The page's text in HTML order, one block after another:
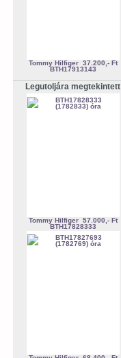
Tommy Hilfiger 37.200,- Ft
BTH17913143
Legutoljára megtekintett
Tommy Hilfiger 57.000,- Ft
BTH17828333